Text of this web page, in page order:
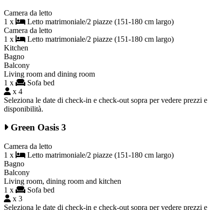
Camera da letto
1 x
Letto matrimoniale/2 piazze (151-180 cm largo)
Camera da letto
1 x
Letto matrimoniale/2 piazze (151-180 cm largo)
Kitchen
Bagno
Balcony
Living room and dining room
1 x
Sofa bed
x 4
Seleziona le date di check-in e check-out sopra per vedere prezzi e
disponibilità.
Green Oasis 3
Camera da letto
1 x
Letto matrimoniale/2 piazze (151-180 cm largo)
Bagno
Balcony
Living room, dining room and kitchen
1 x
Sofa bed
x 3
Seleziona le date di check-in e check-out sopra per vedere prezzi e